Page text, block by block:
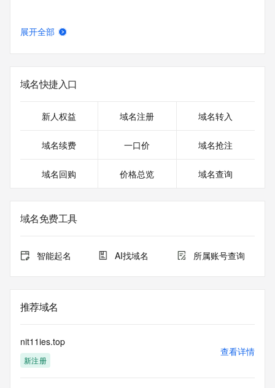
展开全部
域名快捷入口
新人权益 域名注册 域名转入
域名续费 一口价 域名抢注
域名回购 价格总览 域名查询
域名免费工具
智能起名 AI找域名 所属账号查询
推荐域名
nit11ies.top
新注册
查看详情